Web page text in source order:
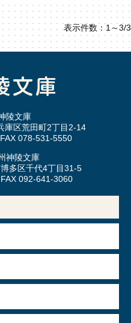
表示件数：1～3/3
陵文庫
区荒田町2丁目2-14
078-531-5550
神陵文庫
多区千代4丁目31-5
092-641-3060